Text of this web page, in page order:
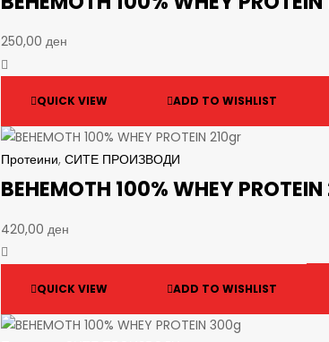
250,00 ден
QUICK VIEW ADD TO WISHLIST
Протеини, СИТЕ ПРОИЗВОДИ
BEHEMOTH 100% WHEY
420,00 ден
QUICK VIEW ADD TO WISHLIST